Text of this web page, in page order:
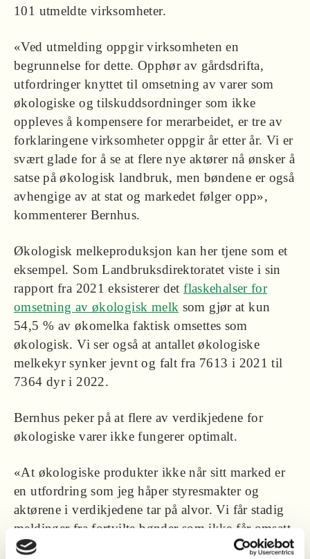
101 utmeldte virksomheter.
«Ved utmelding oppgir virksomheten en
begrunnelse for dette. Opphør av gårdsdrifta,
utfordringer knyttet til omsetning av varer som
økologiske og tilskuddsordninger som ikke
oppleves å kompensere for merarbeidet, er tre av
forklaringene virksomheter oppgir år etter år. Vi er
svært glade for å se at flere nye aktører nå ønsker å
satse på økologisk landbruk, men bøndene er også
avhengige av at stat og markedet følger opp»,
kommenterer Bernhus.
Økologisk melkeproduksjon kan her tjene som et
eksempel. Som Landbruksdirektoratet viste i sin
rapport fra 2021 eksisterer detflaskehalser for
omsetning av økologisk melk som gjør at kun
54,5 % av økomelka faktisk omsettes som
økologisk. Vi ser også at antallet økologiske
melkekyr synker jevnt og falt fra 7613 i 2021 til
7364 dyr i 2022.
Bernhus peker på at flere av verdikjedene for
økologiske varer ikke fungerer optimalt.
«At økologiske produkter ikke når sitt marked er
en utfordring som jeg håper styresmakter og
aktørene i verdikjedene tar på alvor. Vi får stadig
meldinger fra fortvilte bønder som ikke får omsatt
sine epler og plommer som økologiske. Samtidig